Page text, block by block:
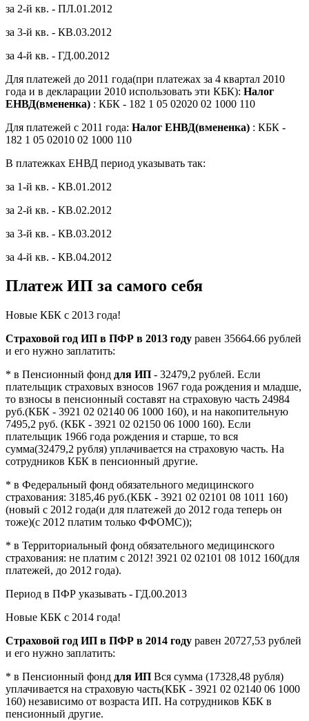
за 2-й кв. - ПЛ.01.2012
за 3-й кв. - КВ.03.2012
за 4-й кв. - ГД.00.2012
Для платежей до 2011 года(при платежах за 4 квартал 2010
года и в декларации 2010 использовать эти КБК): Налог
ЕНВД(вмененка) : КБК - 182 1 05 02020 02 1000 110
Для платежей с 2011 года: Налог ЕНВД(вмененка) : КБК -
182 1 05 02010 02 1000 110
В платежках ЕНВД период указывать так:
за 1-й кв. - КВ.01.2012
за 2-й кв. - КВ.02.2012
за 3-й кв. - КВ.03.2012
за 4-й кв. - КВ.04.2012
Платеж ИП за самого себя
Новые КБК с 2013 года!
Страховой год ИП в ПФР в 2013 году равен 35664.66 рублей
и его нужно заплатить:
* в Пенсионный фонд для ИП - 32479,2 рублей. Если
плательщик страховых взносов 1967 года рождения и младше,
то взносы в пенсионный составят на страховую часть 24984
руб.(КБК - 3921 02 02140 06 1000 160), и на накопительную
7495,2 руб. (КБК - 3921 02 02150 06 1000 160). Если
плательщик 1966 года рождения и старше, то вся
сумма(32479,2 рубля) уплачивается на страховую часть. На
сотрудников КБК в пенсионный другие.
* в Федеральный фонд обязательного медицинского
страхования: 3185,46 руб.(КБК - 3921 02 02101 08 1011 160)
(новый с 2012 года(и для платежей до 2012 года теперь он
тоже)(с 2012 платим только ФФОМС));
* в Территориальный фонд обязательного медицинского
страхования: не платим с 2012! 3921 02 02101 08 1012 160(для
платежей, до 2012 года).
Период в ПФР указывать - ГД.00.2013
Новые КБК с 2014 года!
Страховой год ИП в ПФР в 2014 году равен 20727,53 рублей
и его нужно заплатить:
* в Пенсионный фонд для ИП Вся сумма (17328,48 рубля)
уплачивается на страховую часть(КБК - 3921 02 02140 06 1000
160) независимо от возраста ИП. На сотрудников КБК в
пенсионный другие.